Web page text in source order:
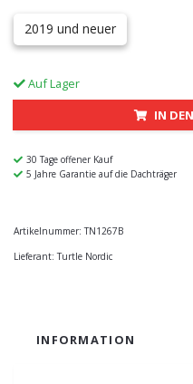
2019 und neuer
Auf Lager
IN
30 Tage offener Kauf
5 Jahre Garantie auf die Dachträger
Artikelnummer: TN1267B
Lieferant: Turtle Nordic
INFORMATION